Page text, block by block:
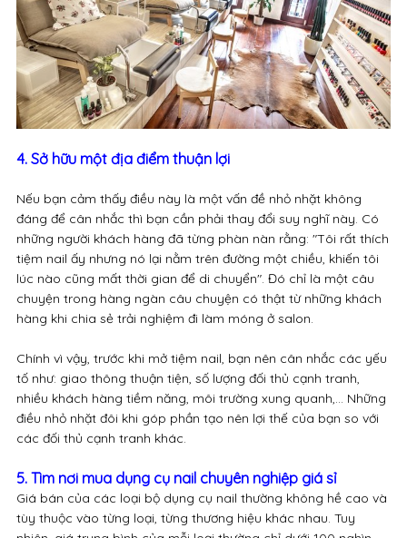
4. Sở hữu một địa điểm thuận lợi
Nếu bạn cảm thấy điều này là một vấn đề nhỏ nhặt không
đáng để cân nhắc thì bạn cần phải thay đổi suy nghĩ này. Có
những người khách hàng đã từng phàn nàn rằng: "Tôi rất thích
tiệm nail ấy nhưng nó lại nằm trên đường một chiều, khiến tôi
lúc nào cũng mất thời gian để di chuyển". Đó chỉ là một câu
chuyện trong hàng ngàn câu chuyện có thật từ những khách
hàng khi chia sẻ trải nghiệm đi làm móng ở salon.
Chính vì vậy, trước khi mở tiệm nail, bạn nên cân nhắc các yếu
tố như: giao thông thuận tiện, số lượng đối thủ cạnh tranh,
nhiều khách hàng tiềm năng, môi trường xung quanh,… Những
điều nhỏ nhặt đôi khi góp phần tạo nên lợi thế của bạn so với
các đối thủ cạnh tranh khác.
5. Tìm nơi mua dụng cụ nail chuyên nghiệp giá sỉ
Giá bán của các loại bộ dụng cụ nail thường không hề cao và
tùy thuộc vào từng loại, từng thương hiệu khác nhau. Tuy